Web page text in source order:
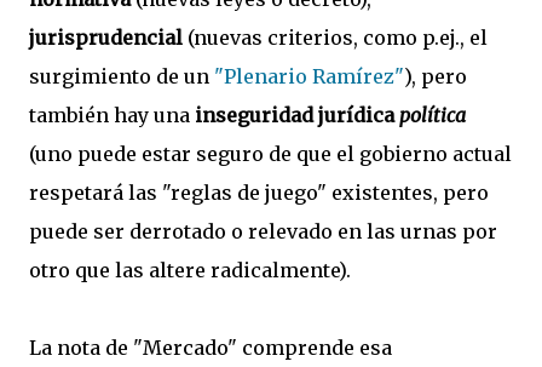
jurisprudencial (nuevas criterios, como p.ej., el
surgimiento de un "Plenario Ramírez"), pero
también hay una inseguridad jurídicapolítica
(uno puede estar seguro de que el gobierno actual
respetará las "reglas de juego" existentes, pero
puede ser derrotado o relevado en las urnas por
otro que las altere radicalmente).
La nota de "Mercado" comprende esa